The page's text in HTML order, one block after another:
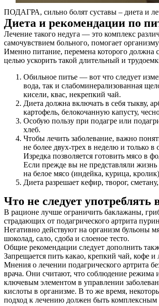
Услуги
Акции
Отзывы
Статьи
ПОДАГРА, сильно болят суставы – диета и
Диета и рекомендации по
Лечение такого недуга — это комплекс
самочувствием больного, помогает
Именно питание, перемена которого должна
целью ускорить такой длительный и
Обильное питье — вот что следует
вода, так и слабоминерализованная
кисели, квас, некрепкий чай.
Диета должна включать в себя тыкву,
картофель, белокочанную капусту,
Особую пользу при подагре или
хлеб.
Чтобы лечить заболевание, важно
не более двух-трех в неделю и только в
Изредка позволяется готовить мясо в
Если прежде вы не представляли жизнь
на белое мясо (индейка, курица,
Диета разрешает кефир, творог,
Что не следует
В рационе лучше ограничить баклажаны,
страдающих от подагрического артрита
Негативно действуют на организм бульоны
шоколад, сало, сдоба и слоеное тесто.
Общие рекомендации следует дополнить
Запрещается пить какао, крепкий чай, кофе
Мнения о лечении подагрического артрита
врача. Они считают, что соблюдение режима
ключевым элементом в управлении
кислоты в организме. В то же время,
подход к лечению должен быть комплексным